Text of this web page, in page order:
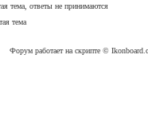
тема, ответы не принимаются
тема
Форум работает на скрипте ©